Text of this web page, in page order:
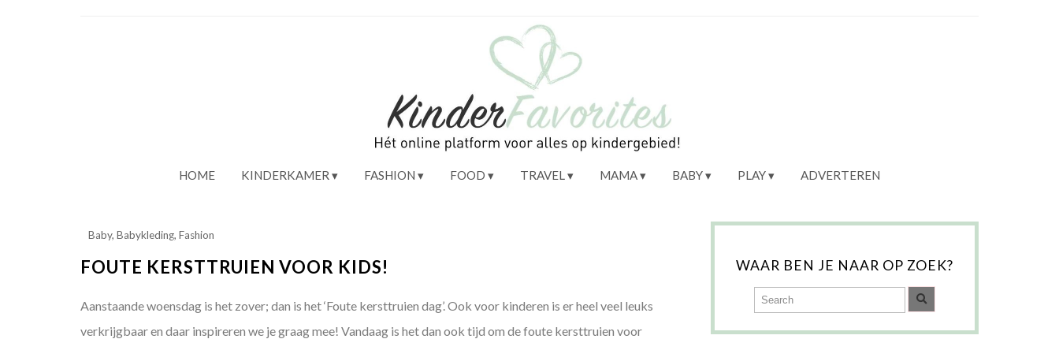
HOME KINDERKAMER FASHION FOOD TRAVEL MAMA BABY PLAY ADVERTEREN
Baby, Babykleding, Fashion
FOUTE KERSTTRUIEN VOOR KIDS!
Aanstaande woensdag is het zover; dan is het ‘Foute kersttruien dag’. Ook voor kinderen is er heel veel leuks
verkrijgbaar en daar inspireren we je graag mee! Vandaag is het dan ook tijd om de foute kersttruien voor
WAAR BEN JE NAAR OP ZOEK?